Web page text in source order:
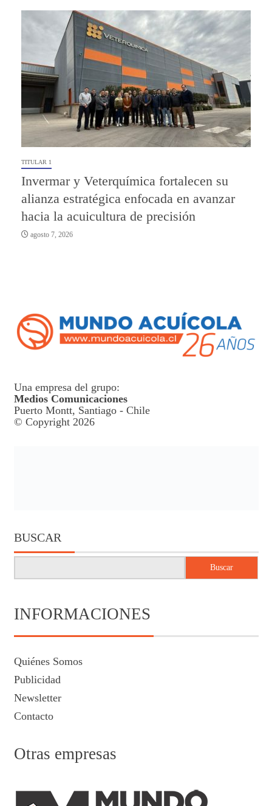
TITULAR 1
Invermar y Veterquímica fortalecen su
alianza estratégica enfocada en avanzar
hacia la acuicultura de precisión
agosto 7, 2026
Una empresa del grupo:
Medios Comunicaciones
Puerto Montt, Santiago - Chile
© Copyright 2026
BUSCAR
Buscar
INFORMACIONES
Quiénes Somos
Publicidad
Newsletter
Contacto
Otras empresas